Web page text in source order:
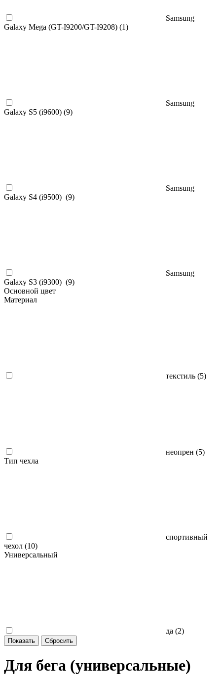
Samsung
Galaxy Mega (GT-I9200/GT-I9208) (1)
Samsung
Galaxy S5 (i9600) (9)
Samsung
Galaxy S4 (i9500) (9)
Samsung
Galaxy S3 (i9300) (9)
Основной цвет
Материал
текстиль (5)
неопрен (5)
Тип чехла
спортивный
чехол (10)
Универсальный
да (2)
Для бега (универсальные)